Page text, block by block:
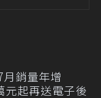
銷量年增
起再送電子後